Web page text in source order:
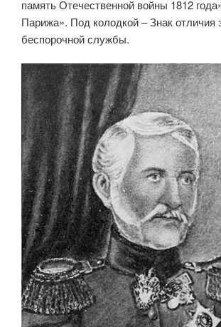
память Отечественной войны 1812
Парижа». Под колодкой – Знак отличия
беспорочной службы.